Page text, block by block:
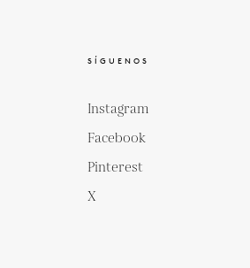
SÍGUENOS
Instagram
Facebook
Pinterest
X